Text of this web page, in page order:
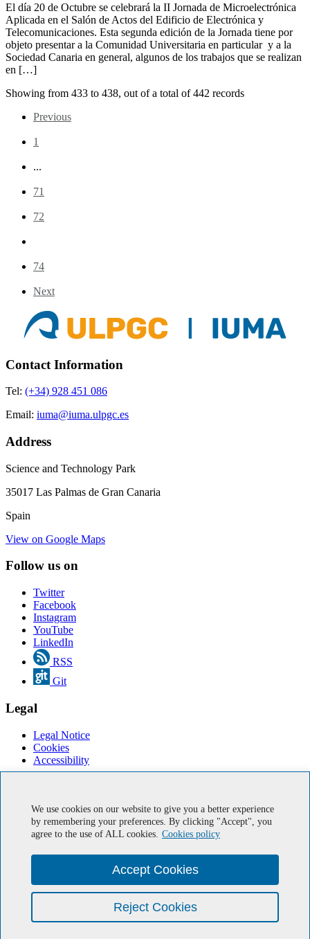
We use cookies on our website to give you a better experience
by remembering your preferences. By clicking "Accept", you
agree to the use of ALL cookies. Cookies policy
Reject Cookies
Accept Cookies
El día 20 de Octubre se celebrará la II Jornada de Microelectrónica
Aplicada en el Salón de Actos del Edificio de Electrónica y
Telecomunicaciones. Esta segunda edición de la Jornada tiene por
objeto presentar a la Comunidad Universitaria en particular y a la
Sociedad Canaria en general, algunos de los trabajos que se realizan
en […]
Showing from 433 to 438, out of a total of442 records
Previous
1
...
71
72
74
Next
Contact Information
Tel: (+34) 928 451 086
Email: iuma@iuma.ulpgc.es
Address
Science and Technology Park
35017 Las Palmas de Gran Canaria
Spain
View on Google Maps
Follow us on
Twitter
Facebook
Instagram
YouTube
LinkedIn
RSS
Git
Legal
Legal Notice
Cookies
Accessibility
IUMA Email
IT Support
Government of the Canary Islands
European Regional Development Fund
CUDA® Research Center by NVIDIA
Red-SOHA